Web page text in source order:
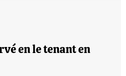
en le tenant en